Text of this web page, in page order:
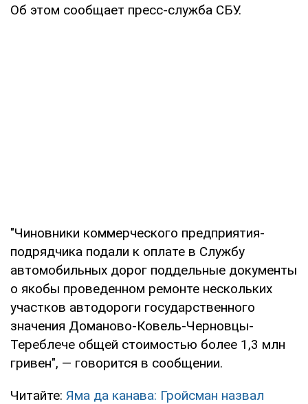
Об этом сообщает пресс-служба СБУ.
"Чиновники коммерческого предприятия-
подрядчика подали к оплате в Службу
автомобильных дорог поддельные документы
о якобы проведенном ремонте нескольких
участков автодороги государственного
значения Доманово-Ковель-Черновцы-
Тереблече общей стоимостью более 1,3 млн
гривен", — говорится в сообщении.
Читайте: Яма да канава: Гройсман назвал